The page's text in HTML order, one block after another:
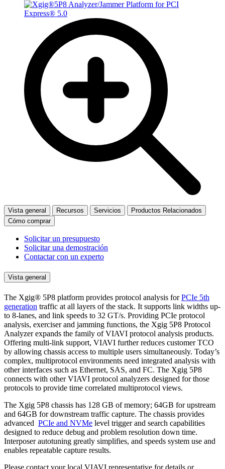
Vista general Recursos Servicios
Productos Relacionados
Cómo comprar
Solicitar un presupuesto
Solicitar una demostración
Contactar con un experto
Vista general
The Xgig® 5P8 platform provides protocol analysis forPCIe 5th
generation traffic at all layers of the stack. It supports link widths up-
to 8-lanes, and link speeds to 32 GT/s. Providing PCIe protocol
analysis, exerciser and jamming functions, the Xgig 5P8 Protocol
Analyzer expands the family of VIAVI protocol analysis products.
Offering multi-link support, VIAVI further reduces customer TCO
by allowing chassis access to multiple users simultaneously. Today’s
complex, multiprotocol environments need integrated analysis with
other interfaces such as Ethernet, SAS, and FC. The Xgig 5P8
connects with other VIAVI protocol analyzers designed for those
protocols to provide time correlated multiprotocol views.
The Xgig 5P8 chassis has 128 GB of memory; 64GB for upstream
and 64GB for downstream traffic capture. The chassis provides
advanced PCIe and NVMe level trigger and search capabilities
designed to reduce debug and problem resolution down time.
Interposer autotuning greatly simplifies, and speeds system use and
enables repeatable capture results.